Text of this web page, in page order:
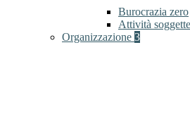
Burocrazia zero
Attività
Organizzazione 3